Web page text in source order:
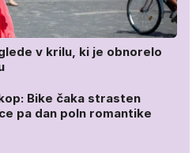
v krilu, ki je obnorelo
Bike čaka strasten
pa dan poln romantike